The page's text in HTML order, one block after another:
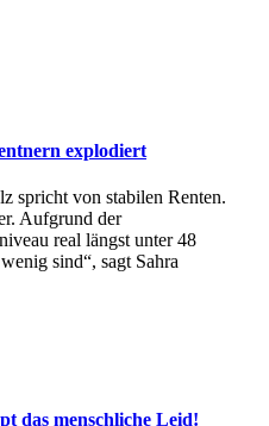
explodiert
spricht von stabilen Renten.
Aufgrund der
real längst unter 48
sind“, sagt Sahra
das menschliche Leid!